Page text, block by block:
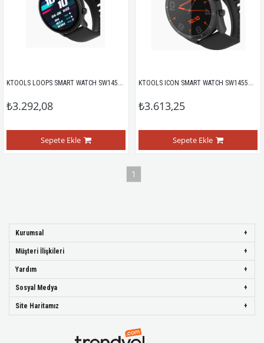
KTOOLS LOOPS SMART WATCH SW1450H BLACK
₺3.292,08
Sepete Ekle
KTOOLS ICON SMART WATCH SW1455H BLACK
₺3.613,25
Sepete Ekle
1
Kurumsal
Müşteri İlişkileri
Yardım
Sosyal Medya
Site Haritamız